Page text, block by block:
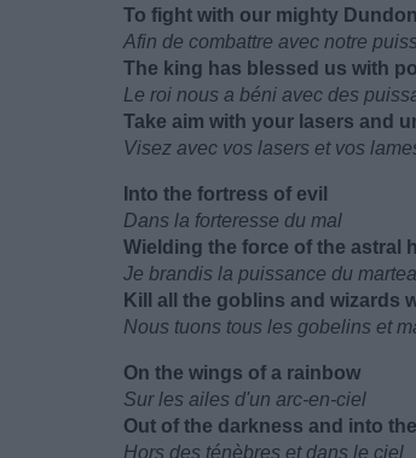
To fight with our mighty
Afin de combattre avec notre
The king has blessed us with
Le roi nous a béni avec des
Take aim with your lasers and
Visez avec vos lasers et vos
Into the fortress of evil
Dans la forteresse du mal
Wielding the force of the astral
Je brandis la puissance du
Kill all the goblins and wizards
Nous tuons tous les gobelins et
On the wings of a rainbow
Sur les ailes d'un arc-en-ciel
Out of the darkness and into
Hors des ténèbres et dans le ciel